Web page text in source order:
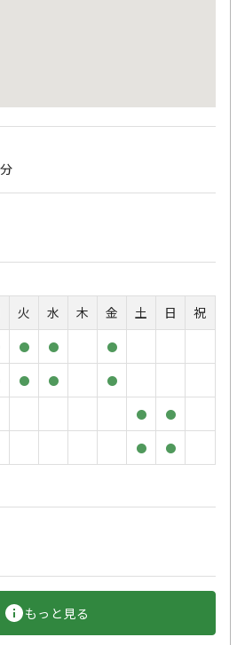
火 水 木 金 土 日
祝
● ● ●
● ● ●
● ●
● ●
もっと見る